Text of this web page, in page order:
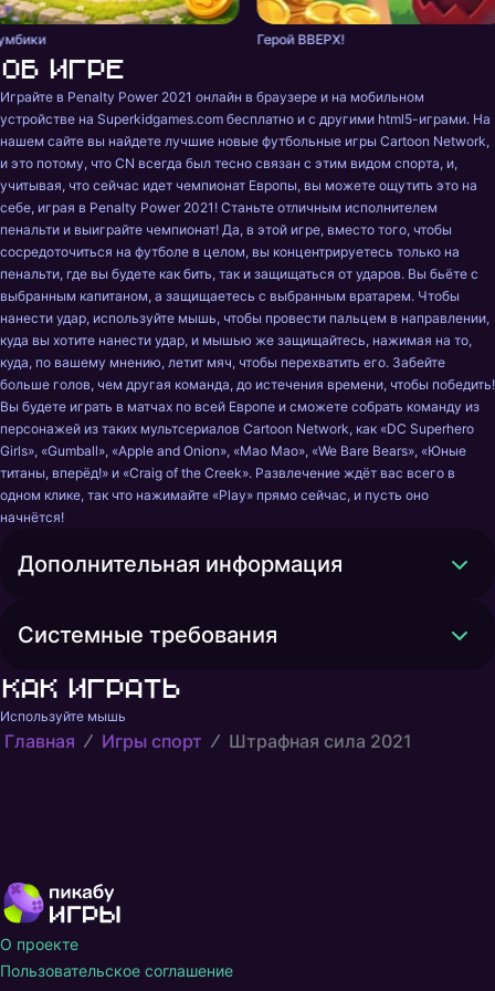
Герой ВВЕРХ!
Об игре
Играйте в Penalty Power 2021 онлайн в браузере и на мобильном
устройстве на Superkidgames.com бесплатно и с другими html5-играми. На
нашем сайте вы найдете лучшие новые футбольные игры Cartoon Network,
и это потому, что CN всегда был тесно связан с этим видом спорта, и,
учитывая, что сейчас идет чемпионат Европы, вы можете ощутить это на
себе, играя в Penalty Power 2021! Станьте отличным исполнителем
пенальти и выиграйте чемпионат! Да, в этой игре, вместо того, чтобы
сосредоточиться на футболе в целом, вы концентрируетесь только на
пенальти, где вы будете как бить, так и защищаться от ударов. Вы бьёте с
выбранным капитаном, а защищаетесь с выбранным вратарем. Чтобы
нанести удар, используйте мышь, чтобы провести пальцем в направлении,
куда вы хотите нанести удар, и мышью же защищайтесь, нажимая на то,
куда, по вашему мнению, летит мяч, чтобы перехватить его. Забейте
больше голов, чем другая команда, до истечения времени, чтобы победить!
Вы будете играть в матчах по всей Европе и сможете собрать команду из
персонажей из таких мультсериалов Cartoon Network, как «DC Superhero
Girls», «Gumball», «Apple and Onion», «Mao Mao», «We Bare Bears», «Юные
титаны, вперёд!» и «Craig of the Creek». Развлечение ждёт вас всего в
одном клике, так что нажимайте «Play» прямо сейчас, и пусть оно
начнётся!
Дополнительная информация
Системные требования
Как играть
Используйте мышь
Главная Игры спорт Штрафная сила 2021
О проекте
Пользовательское соглашение